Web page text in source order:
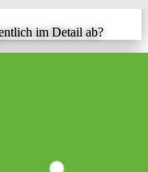
im Detail ab?